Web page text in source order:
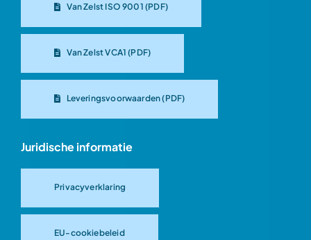
Van Zelst ISO 9001 (PDF)
Van Zelst VCA1 (PDF)
Leveringsvoorwaarden (PDF)
Juridische informatie
Privacyverklaring
EU-cookiebeleid